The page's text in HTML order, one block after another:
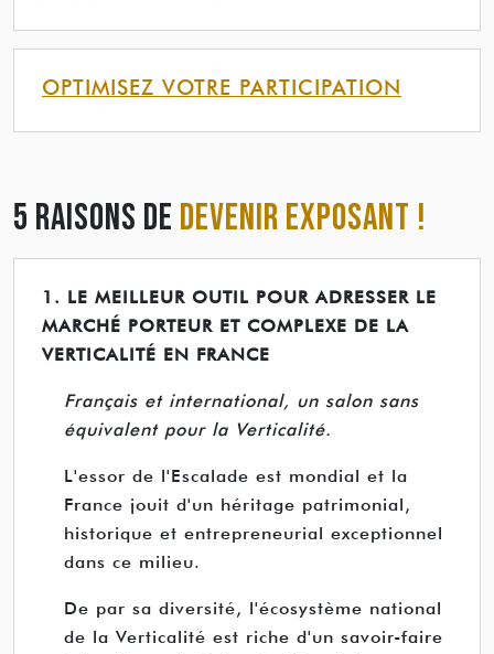
OPTIMISEZ VOTRE PARTICIPATION
5 RAISONS DE DEVENIR EXPOSANT !
1. LE MEILLEUR OUTIL POUR ADRESSER LE
MARCHÉ PORTEUR ET COMPLEXE DE LA
VERTICALITÉ EN FRANCE
Français et international, un salon sans
équivalent pour la Verticalité.
L'essor de l'Escalade est mondial et la
France jouit d'un héritage patrimonial,
historique et entrepreneurial exceptionnel
dans ce milieu.
De par sa diversité, l'écosystème national
de la Verticalité est riche d'un savoir-faire